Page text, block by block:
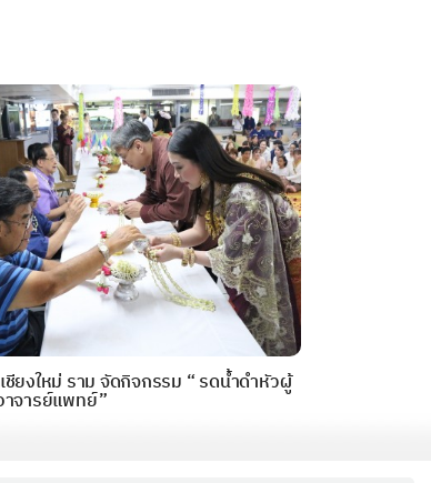
ชียงใหม่ ราม จัดกิจกรรม “ รดน้ำดำหัวผู้
าจารย์แพทย์”